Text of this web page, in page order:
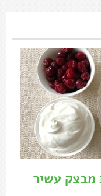
מבצק עשיר